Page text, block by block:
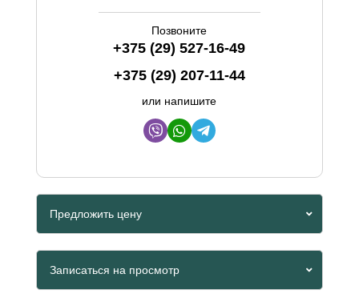
Позвоните
+375 (29) 527-16-49
+375 (29) 207-11-44
или напишите
Предложить цену
Viber
Записаться на просмотр